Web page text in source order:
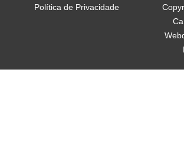
Política de Privacidade